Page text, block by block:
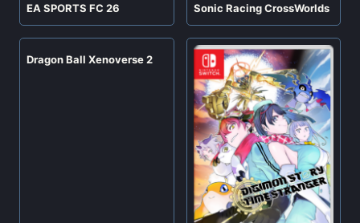
EA SPORTS FC 26 Sonic Racing CrossWorlds
Dragon Ball Xenoverse 2